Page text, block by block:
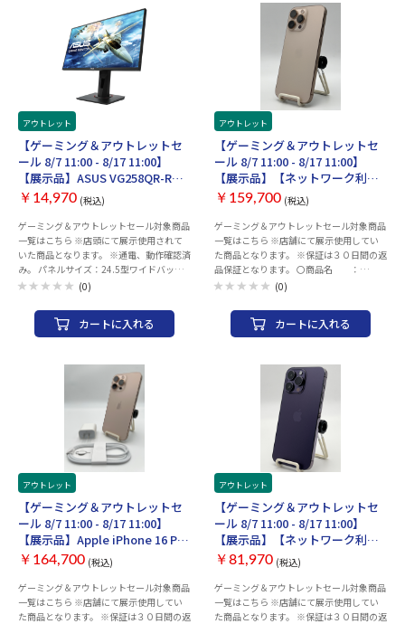
切れの際はご容赦ください。 ・３０日間
初期不具合保証を使用する際は 納品書
が必要となりますので大切に保管をお願い
理：非光沢メーカー保証：なし本体カラ
ー：ブラック付属品：HDMIケーブル、電
源コード、保証書、クイックスタートガイ
た場合、または商品に 欠
陥がある場合のみ商品到着から30日以内
にご連絡 頂いた場合ご対
応致します。 2_ご使用中
にネットワーク利用制限が発生した場合、
ご返金対応いたします。 〇
補足 ・画面に写真では目立たない程度の
細かいキズがございます。 ・以下の動作チ
ェック済みとなります。 ※動作確認項目
・電源・アクティベーションチェック
・WI-FI、Bluetooth ・スピーカー
・カメラ（外部、インカメラ、
FaceID） ・液晶、タッチ操作 ・OSア
ップデート（ios26以上） ・電源、ボリ
てお渡しいたします。 ・ご利用の際は、充
電を行ってからご利用ください。お届け時
のバッテリー残量に関しては保証致しかね
ます。 ・中古商品になりますので目立たな
いキズ等ございます予めご了承ください。
程度、OSバージョン等）がありますが、
状態の確認のお問い合わせはお断りさせて
頂いております。 ・こちらの商品につきま
返品は一切お受けできませんので、ご購入
の際には必ずご希望の商品かどうかの確認
をお願い致します。 ・併売品につき、売り
切れの際はご容赦ください。 ・３０日間
初期不具合保証、赤ロム保証を使用する際
は 納品書が必要となりますので大切に
保管をお願い致します。
アウトレット
【ゲーミング＆アウトレットセ
ール 8/7 11:00 - 8/17 11:00】
【展示品】ASUS VG258QR-R
[24.5インチ ブラック]【30日返
品保証】
￥14,970 (税込)
ゲーミング＆アウトレットセール対象商品
一覧はこちら ※店頭にて展示使用されて
いた商品となります。 ※通電、動作確認済
み。 パネルサイズ：24.5型ワイドバック
ライト：LEDパネル種類：TN表面仕様：ノ
ッシュレート (最大)：165Hz画素ピッチ：
0.2835mm視野角：水平170°/垂直160°最
大輝度：400cd/m2コントラスト比：最大
ー)：0.5 ms (最小値)/ 1ms最大表示色：約
1677万色水平/垂直(アナログ)：-水平/垂
直(デジタル)・DisplayPort：水平195 ～
195 KHz/垂直40 ～165 Hz・HDMI：水平
30 ～140 KHz/垂直40 ～120 Hz・DVI：水
平30 ～160 KHz/垂直50 ～144 Hz入出力
端子：DisplayPort 1.2×1、HDMI
1.4×1、DVI-D (デュアルリンク) ×1、
3.5mmステレオミニジャック本体サイズ
(W×D×H) (スタンド含む)：幅563mm×
奥行211mm×高さ357～487mm質量 ：
約5.1kg主な付属品 ：Display ケーブル
×1、HDMI ケーブル×1、オーディオケー
ブル×1、ACアダプター×1、電源ケーブ
証書×1
(0)
カートに入れる
アウトレット
【ゲーミング＆アウトレットセ
ール 8/7 11:00 - 8/17 11:00】
【展示品】【ネットワーク利用
制限▲】Apple iPhone 16 Pro
Max 256GB デザート SIMロック
無し 3N530J/A 付属品付き【30
日返金保証】【赤ロム保証付
き】
￥159,700 (税込)
ゲーミング＆アウトレットセール対象商品
一覧はこちら ※店舗にて展示使用してい
た商品となります。 ※保証は３０日間の返
品保証となります。 〇商品名 ：
iPhone 16 Pro Max 256GB 〇カラー ：
ダプター、ACケーブル 〇状態 ：画
面に細かなキズあり（使用時に目立たなく
なる程度） 〇発送 ：注文確認後、2
トワーク制限（▲）SIMロックなし バッテ
リー最大容量100％（2026年08月05日時
点） 〇保証 ：1_ご注文と異なる商
品が届いた場合、または商品に
欠陥がある場合のみ商品到
着から30日以内にご連絡
頂いた場合ご対応致します。
2_ご使用中にネットワー
ク利用制限が発生した場合、
ご返金対応いたします。 〇
補足 ・以下の動作チェック済みとなりま
す。 ※動作確認項目 ・電源・アクティ
ベーションチェック ・WI-FI、Bluetooth
・スピーカー ・カメラ（外部、イン
・OSアップデート（ios26以上） ・電
源、ボリューム、サイレントスイッチ ・
初期化してお渡しいたします。 ・ご利用の
(0)
カートに入れる
アウトレット
【ゲーミング＆アウトレットセ
ール 8/7 11:00 - 8/17 11:00】
【展示品】Apple iPhone 16 Pro
Max 256GB デザート SIMロック
無し 3N530J/A 付属品付き【30
日返金保証】【赤ロム保証付
き】
￥164,700 (税込)
ゲーミング＆アウトレットセール対象商品
一覧はこちら ※店舗にて展示使用してい
た商品となります。 ※保証は３０日間の返
アウトレット
【ゲーミング＆アウトレットセ
ール 8/7 11:00 - 8/17 11:00】
【展示品】【ネットワーク利用
制限▲】Apple iPhone 14 Pro
Max 128GB ディープパープル
SIMロック無し 3L314J/A 付属品
付き【30日返金保証】【赤ロム
￥81,970 (税込)
ゲーミング＆アウトレットセール対象商品
一覧はこちら ※店舗にて展示使用してい
た商品となります。 ※保証は３０日間の返